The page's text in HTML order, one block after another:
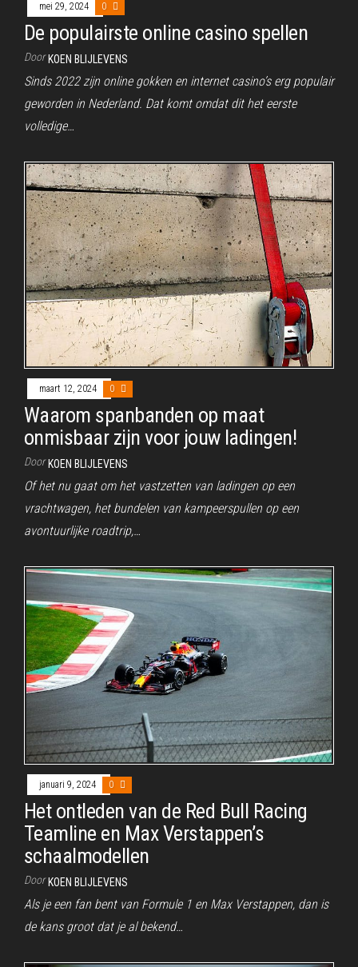
mei 29, 2024 0
De populairste online casino spellen
Door KOEN BLIJLEVENS
Sinds 2022 zijn online gokken en internet casino’s erg populair
geworden in Nederland. Dat komt omdat dit het eerste
volledige…
maart 12, 2024 0
Waarom spanbanden op maat
onmisbaar zijn voor jouw ladingen!
Door KOEN BLIJLEVENS
Of het nu gaat om het vastzetten van ladingen op een
vrachtwagen, het bundelen van kampeerspullen op een
avontuurlijke roadtrip,…
januari 9, 2024 0
Het ontleden van de Red Bull Racing
Teamline en Max Verstappen’s
schaalmodellen
Door KOEN BLIJLEVENS
Als je een fan bent van Formule 1 en Max Verstappen, dan is
de kans groot dat je al bekend…